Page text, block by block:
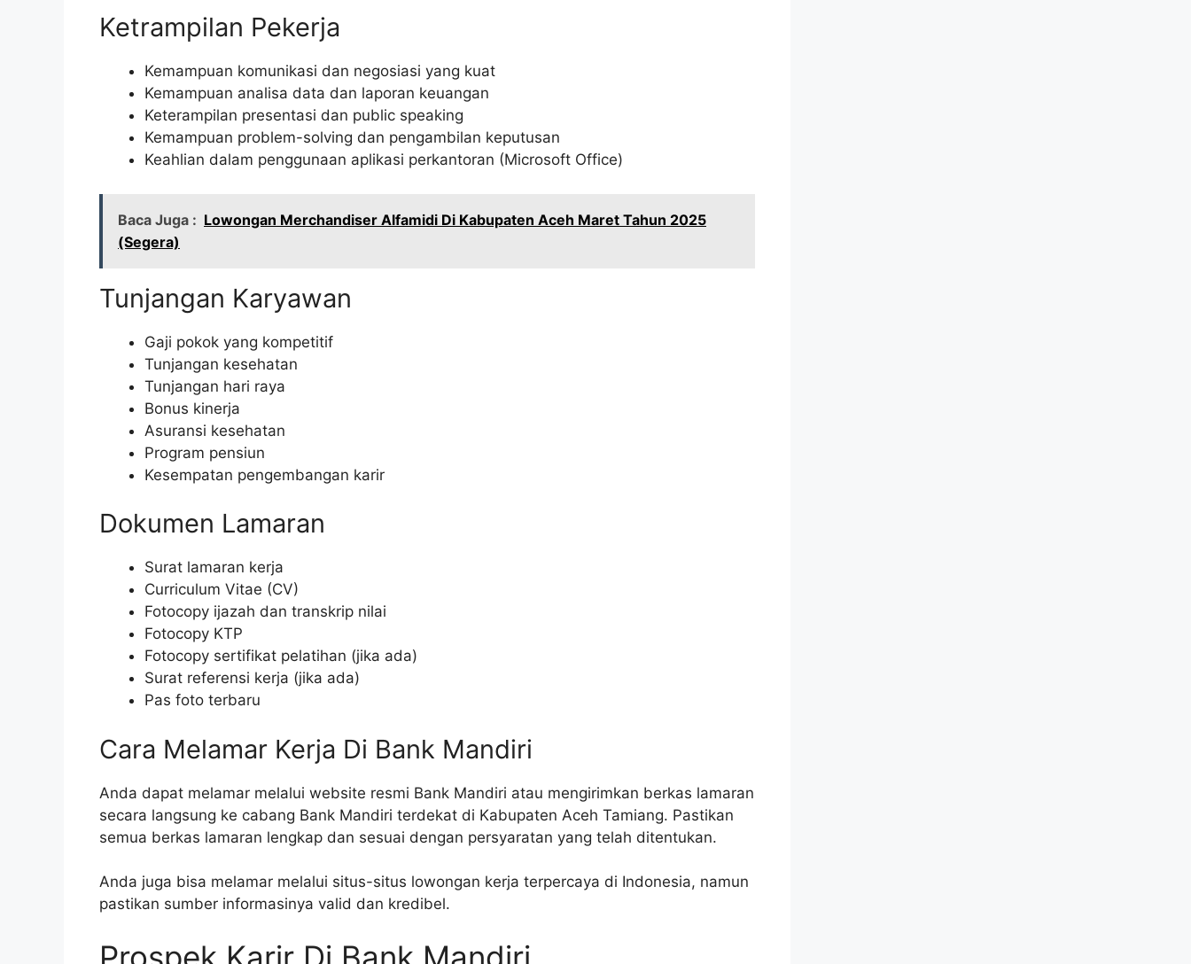
Ketrampilan Pekerja
Kemampuan komunikasi dan negosiasi yang kuat
Kemampuan analisa data dan laporan keuangan
Keterampilan presentasi dan public speaking
Kemampuan problem-solving dan pengambilan keputusan
Keahlian dalam penggunaan aplikasi perkantoran (Microsoft Office)
Baca Juga : Lowongan Merchandiser Alfamidi Di Kabupaten Aceh Maret Tahun 2025
(Segera)
Tunjangan Karyawan
Gaji pokok yang kompetitif
Tunjangan kesehatan
Tunjangan hari raya
Bonus kinerja
Asuransi kesehatan
Program pensiun
Kesempatan pengembangan karir
Dokumen Lamaran
Surat lamaran kerja
Curriculum Vitae (CV)
Fotocopy ijazah dan transkrip nilai
Fotocopy KTP
Fotocopy sertifikat pelatihan (jika ada)
Surat referensi kerja (jika ada)
Pas foto terbaru
Cara Melamar Kerja Di Bank Mandiri
Anda dapat melamar melalui website resmi Bank Mandiri atau mengirimkan berkas lamaran
secara langsung ke cabang Bank Mandiri terdekat di Kabupaten Aceh Tamiang. Pastikan
semua berkas lamaran lengkap dan sesuai dengan persyaratan yang telah ditentukan.
Anda juga bisa melamar melalui situs-situs lowongan kerja terpercaya di Indonesia, namun
pastikan sumber informasinya valid dan kredibel.
Prospek Karir Di Bank Mandiri